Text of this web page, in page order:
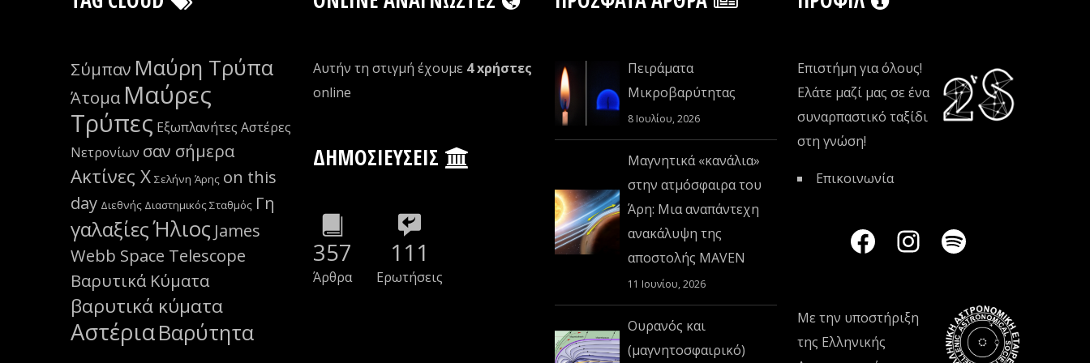
Σύμπαν Μαύρη Τρύπα
Άτομα Μαύρες
Τρύπες Εξωπλανήτες Αστέρες
Νετρονίων σαν σήμερα
Ακτίνες Χ Σελήνη Άρης on this
day Διεθνής Διαστημικός Σταθμός Γη
γαλαξίεςΉλιος James
Webb Space Telescope
Βαρυτικά Κύματα
βαρυτικά κύματα
ΑστέριαΒαρύτητα
Αυτήν τη στιγμή έχουμε 4 xρήστες
οnline
ΔΗΜΟΣΙΕΎΣΕΙΣ
357
Άρθρα
111
Ερωτήσεις
Πειράματα
Μικροβαρύτητας
8 Ιουλίου, 2026
Μαγνητικά «κανάλια»
στην ατμόσφαιρα του
Άρη: Μια αναπάντεχη
ανακάλυψη της
αποστολής MAVEN
11 Ιουνίου, 2026
Ουρανός και
(μαγνητοσφαιρικό)
Επιστήμη για όλους!
Ελάτε μαζί μας σε ένα
συναρπαστικό ταξίδι
στη γνώση!
Επικοινωνία
Με την υποστήριξη
της Ελληνικής